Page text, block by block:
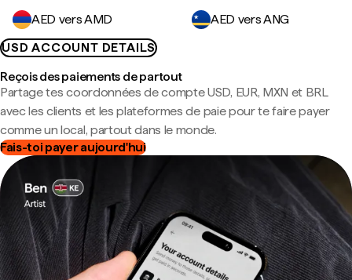
AED vers AMD
AED vers ANG
USD ACCOUNT DETAILS
Reçois des paiements de partout
Partage tes coordonnées de compte USD, EUR, MXN et BRL
avec les clients et les plateformes de paie pour te faire payer
comme un local, partout dans le monde.
Fais-toi payer aujourd'hui